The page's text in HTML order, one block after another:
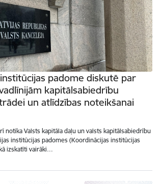
padome diskutē par
kapitālsabiedrību
un atlīdzības noteikšanai
notika Valsts kapitāla daļu un valsts kapitālsabiedrību
institūcijas padomes (Koordinācijas institūcijas
izskatīti vairāki…